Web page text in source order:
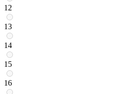
12
13
14
15
16